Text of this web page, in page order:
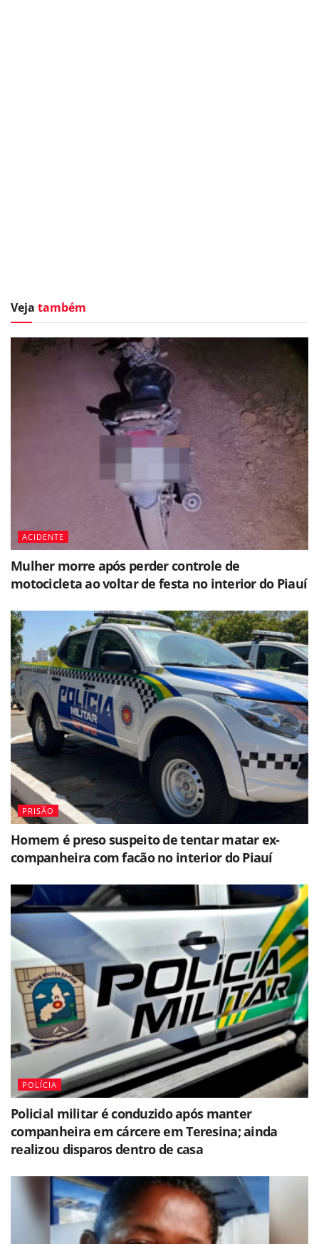
Veja também
ACIDENTE
Mulher morre após perder controle de
motocicleta ao voltar de festa no interior do Piauí
PRISÃO
Homem é preso suspeito de tentar matar ex-
companheira com facão no interior do Piauí
POLÍCIA
Policial militar é conduzido após manter
companheira em cárcere em Teresina; ainda
realizou disparos dentro de casa